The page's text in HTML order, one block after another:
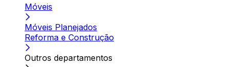
Móveis
Móveis Planejados
Reforma e Construção
Outros departamentos